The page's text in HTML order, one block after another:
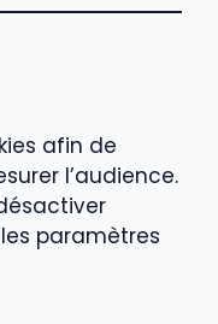
afin de
l’audience.
paramètres